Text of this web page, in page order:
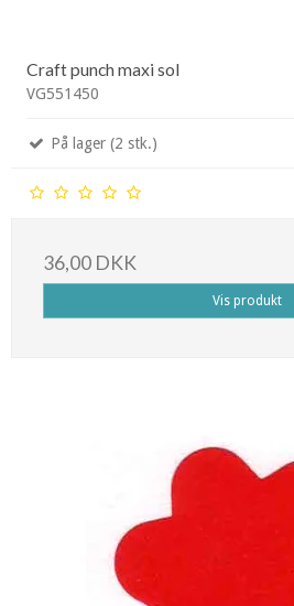
Craft punch maxi sol
VG551450
På lager (2 stk.)
36,00 DKK
Vis produkt